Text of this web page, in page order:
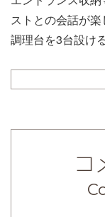
ストとの会話が
調理台を3台設け
コ